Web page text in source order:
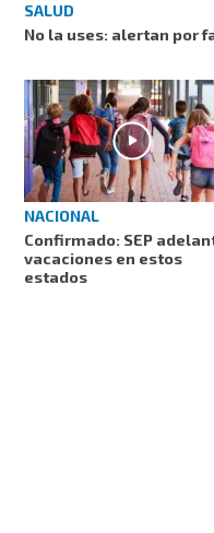
SALUD
No la uses: alertan por
NACIONAL
Confirmado: SEP
vacaciones en estos
estados